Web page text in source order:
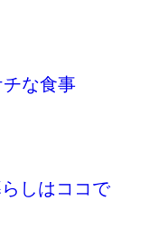
チな食事
しはココで